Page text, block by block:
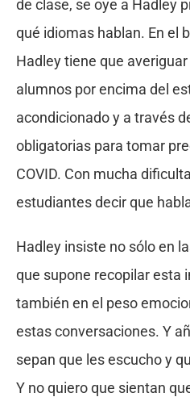
de clase, se oye a Hadley
qué idiomas hablan. En el
Hadley tiene que
alumnos por encima del
acondicionado y a través
obligatorias para tomar
COVID. Con mucha
estudiantes decir que
Hadley insiste no sólo en
que supone recopilar esta
también en el peso
estas conversaciones. Y
sepan que les escucho y
Y no quiero que sientan